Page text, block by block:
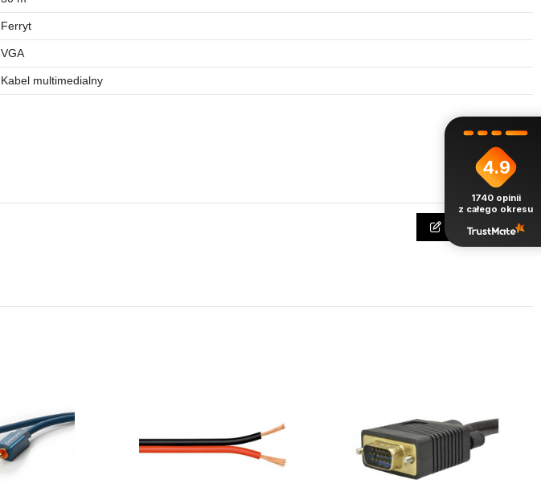
Ferryt
VGA
Kabel multimedialny
Napisz opinię
4.9
1740 opinii
z całego okresu